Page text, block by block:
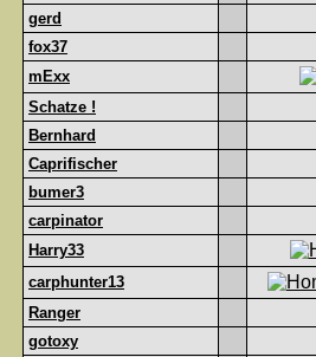
gerd
fox37
mExx
Schatze !
Bernhard
Caprifischer
bumer3
carpinator
Harry33
carphunter13
Ranger
gotoxy